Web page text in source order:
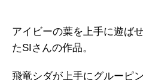
アイビーの葉を上手に遊ば
たSIさんの作品。
飛竜シダが上手にグルーピ